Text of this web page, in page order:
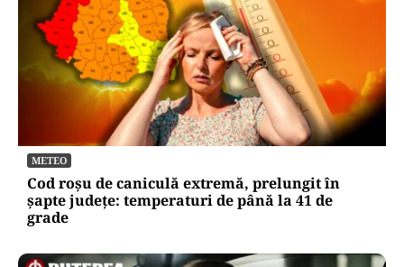
METEO
Cod roșu de caniculă extremă, prelungit în
șapte județe: temperaturi de până la 41 de
grade